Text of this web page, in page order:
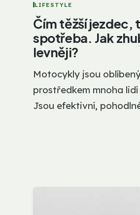
Čím těžší jezdec,
spotřeba. Jak
levněji?
Motocykly jsou
prostředkem mnoha
Jsou efektivní,
LIFESTYLE